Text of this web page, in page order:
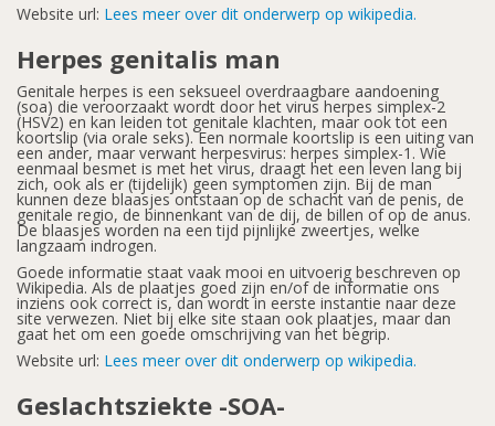
Website url: Lees meer over dit onderwerp op wikipedia.
Herpes genitalis man
Genitale herpes is een seksueel overdraagbare aandoening
(soa) die veroorzaakt wordt door het virus herpes simplex-2
(HSV2) en kan leiden tot genitale klachten, maar ook tot een
koortslip (via orale seks). Een normale koortslip is een uiting van
een ander, maar verwant herpesvirus: herpes simplex-1. Wie
eenmaal besmet is met het virus, draagt het een leven lang bij
zich, ook als er (tijdelijk) geen symptomen zijn. Bij de man
kunnen deze blaasjes ontstaan op de schacht van de penis, de
genitale regio, de binnenkant van de dij, de billen of op de anus.
De blaasjes worden na een tijd pijnlijke zweertjes, welke
langzaam indrogen.
Goede informatie staat vaak mooi en uitvoerig beschreven op
Wikipedia. Als de plaatjes goed zijn en/of de informatie ons
inziens ook correct is, dan wordt in eerste instantie naar deze
site verwezen. Niet bij elke site staan ook plaatjes, maar dan
gaat het om een goede omschrijving van het begrip.
Website url: Lees meer over dit onderwerp op wikipedia.
Geslachtsziekte -SOA-